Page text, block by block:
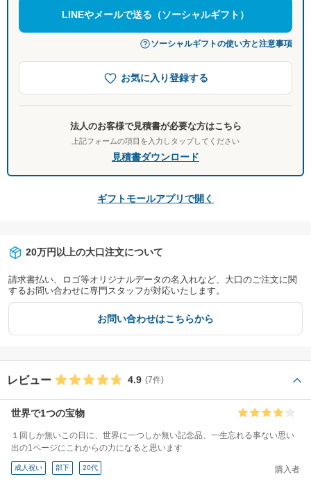
LINEやメールで送る（ソーシャルギフト）
ソーシャルギフトの使い方と注意事項
お気に入り登録する
法人のお客様で見積書が必要な方はこちら
上記フォームの項目を入力しタップしてください
見積書ダウンロード
ギフトモールアプリで開く
20万円以上の大口注文について
請求書払い、ロゴ等オリジナルデータの名入れなど、大口のご注文に関
するお問い合わせに専門スタッフが対応いたします。
お問い合わせはこちらから
レビュー 4.9 (7件)
世界で1つの宝物
１回しか無いこの日に、世界に一つしか無い記念品、一生忘れる事ない思い
出の1ページにこれからの力になると思います
成人祝い 部下 20代 購入者